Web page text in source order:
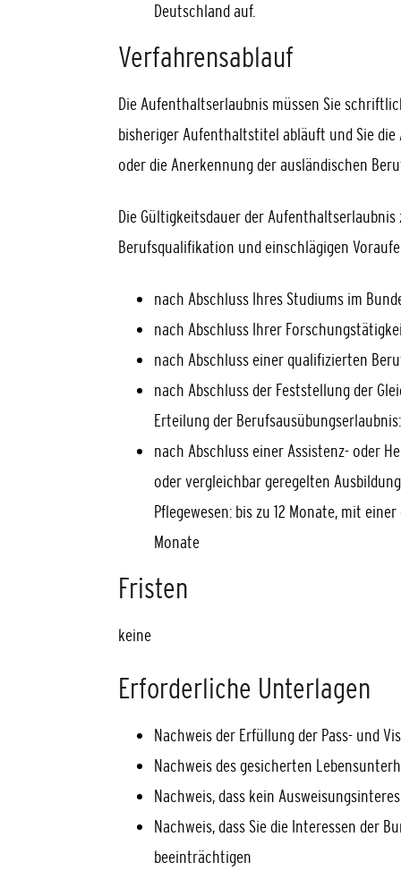
Deutschland auf.
Verfahrensablauf
Die Aufenthaltserlaubnis müssen Sie
bisheriger Aufenthaltstitel abläuft und Sie die
oder die Anerkennung der ausländischen
Die Gültigkeitsdauer der
Berufsqualifikation und einschlägigen
nach Abschluss Ihres Studiums im
nach Abschluss Ihrer
nach Abschluss einer qualifizierten
nach Abschluss der Feststellung der
Erteilung der
nach Abschluss einer Assistenz- oder
oder vergleichbar geregelten
Pflegewesen: bis zu 12 Monate, mit
Monate
Fristen
keine
Erforderliche Unterlagen
Nachweis der Erfüllung der Pass- und
Nachweis des gesicherten
Nachweis, dass kein
Nachweis, dass Sie die Interessen der
beeinträchtigen